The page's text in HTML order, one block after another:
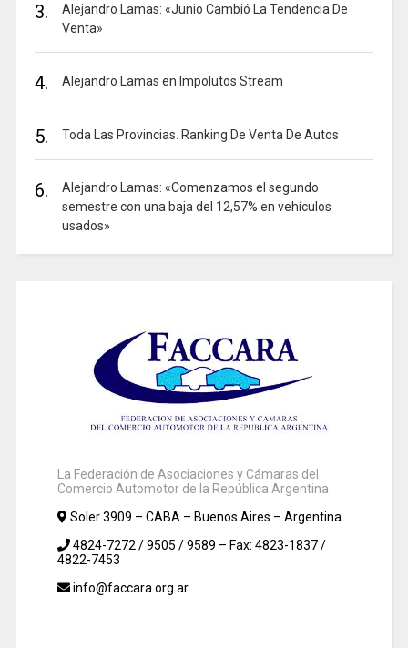
3.
Alejandro Lamas: «Junio Cambió La Tendencia De
Venta»
4. Alejandro Lamas en Impolutos Stream
5. Toda Las Provincias. Ranking De Venta De Autos
6.
Alejandro Lamas: «Comenzamos el segundo
semestre con una baja del 12,57% en vehículos
usados»
La Federación de Asociaciones y Cámaras del
Comercio Automotor de la República Argentina
Soler 3909 – CABA – Buenos Aires – Argentina
4824-7272 / 9505 / 9589 – Fax: 4823-1837 /
4822-7453
info@faccara.org.ar